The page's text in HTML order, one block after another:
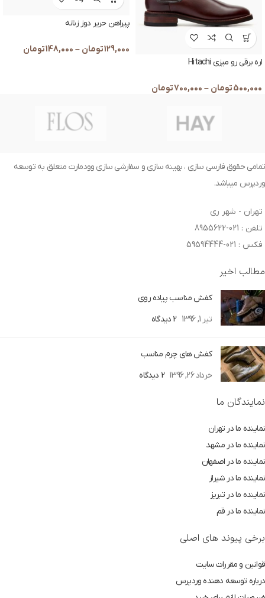
اره برقی رو میزی Hitachi
500,000تومان –
700,000تومان
پیراهن حریر دوز زنانه
129,000تومان –
148,000تومان
تمامی حقوق فارسی سازی ، بهینه سازی و سفارشی سازی وودمارت متعلق به توسعه
وردپرس میباشد.
تهران - شهر ری
تلفن : 021-8955622
فکس : 021-59594444
مطالب اخیر
کفش مناسب پیاده روی
تیر 1, 1396
2 دیدگاه
کفش های چرم مناسب
خرداد 26, 1396
2 دیدگاه
نمایندگان ما
نماینده ما در تهران
نماینده ما در مشهد
نماینده ما در اصفهان
نماینده ما در شیراز
نماینده ما در تبریز
نماینده ما در قم
برخی پیوند های اصلی
قوانین و مقررات سایت
درباره توسعه دهنده وردپرس